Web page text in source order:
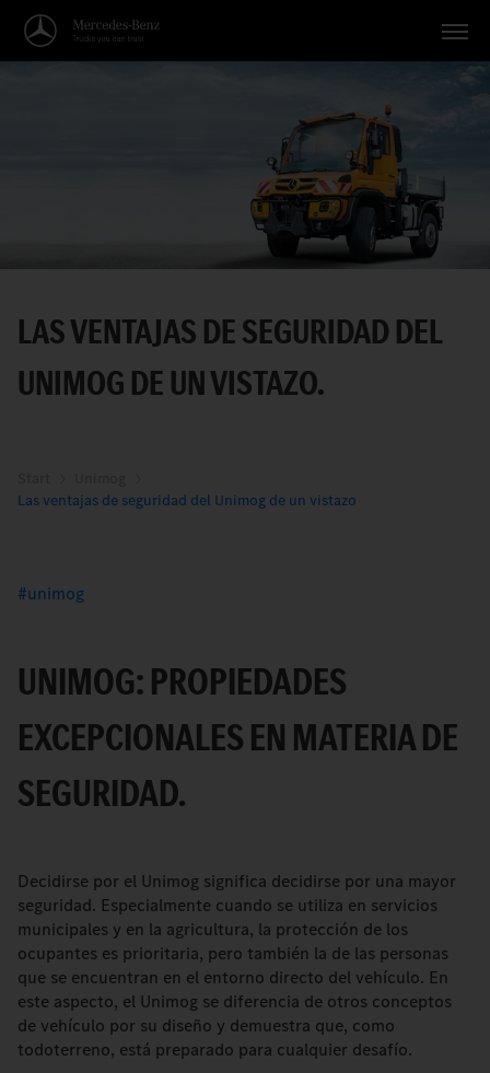
Español
LAS VENTAJAS DE SEGURIDAD DEL
UNIMOG DE UN VISTAZO.
Las ventajas de seguridad del Unimog de un vistazo
unimog
UNIMOG: PROPIEDADES
EXCEPCIONALES EN MATERIA DE
SEGURIDAD.
Decidirse por el Unimog significa decidirse por una mayor
seguridad. Especialmente cuando se utiliza en servicios
municipales y en la agricultura, la protección de los
ocupantes es prioritaria, pero también la de las personas
que se encuentran en el entorno directo del vehículo. En
este aspecto, el Unimog se diferencia de otros conceptos
de vehículo por su diseño y demuestra que, como
todoterreno, está preparado para cualquier desafío.